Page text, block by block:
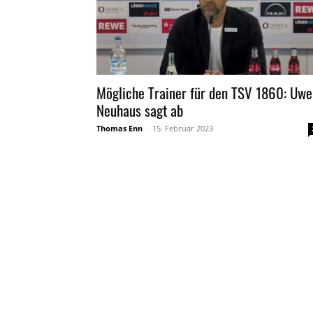
Mögliche Trainer für den TSV 1860: Uwe
Neuhaus sagt ab
Thomas Enn - 15. Februar 2023